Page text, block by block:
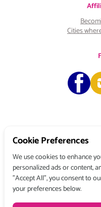
Cookie Preferences
We use cookies to enhance
personalized ads or content,
"Accept All", you consent to
your preferences below.
Cities
Tél:
Belgique : 156,
Terms and